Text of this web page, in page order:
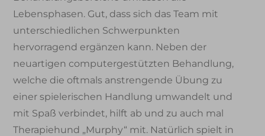
Lebensphasen. Gut, dass sich das Team mit
unterschiedlichen Schwerpunkten
hervorragend ergänzen kann. Neben der
neuartigen computergestützten Behandlung,
welche die oftmals anstrengende Übung zu
einer spielerischen Handlung umwandelt und
mit Spaß verbindet, hilft ab und zu auch mal
Therapiehund „Murphy“ mit. Natürlich spielt in